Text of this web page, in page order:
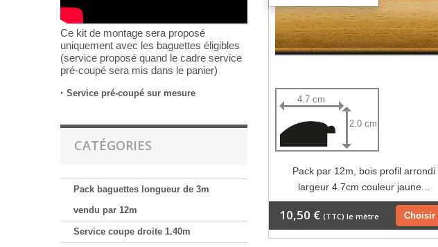
Ce kit de montage sera proposé
uniquement avec les baguettes éligibles
(service proposé quand le cadre service
pré-coupé sera mis dans le panier)
‣ Service pré-coupé sur mesure
CATÉGORIES
Pack baguettes longueur de 3m
vendu par 12m
Service coupe droite 1.40m
4.7 cm
2.0 cm
Pack par 12m, bois profil arrondi
largeur 4.7cm couleur jaune...
Choisir
10,50 € (TTC) le mètre